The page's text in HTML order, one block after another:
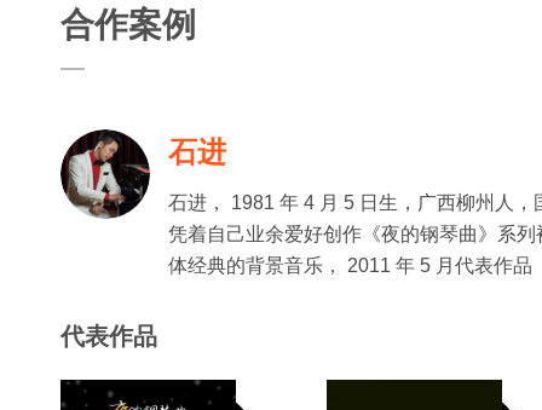
合作案例
石进
石进， 1981 年 4 月 5 日生，广西柳州人
凭着自己业余爱好创作《夜的钢琴曲》系
体经典的背景音乐， 2011 年 5 月代表作
代表作品